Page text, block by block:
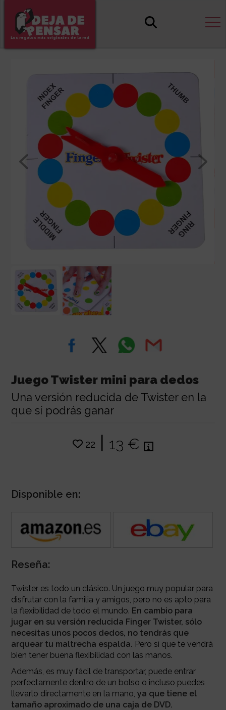
Los regalos más originales de la red
Juego Twister mini para dedos
Una versión reducida de Twister en la
que sí podrás ganar
22 | 13 €
Disponible en:
Reseña:
Twister es todo un clásico. Un juego muy popular para
disfrutar con la familia y amigos, pero no es apto para
la flexibilidad de todo el mundo. En cambio para
jugar en su versión reducida Finger Twister, sólo
necesitas unos pocos dedos, no tendrás que
arquear tu maltrecha espalda. Pero sí que te vendrá
bien tener buena flexibilidad con las manos.
Además, es muy fácil de transportar, puede entrar
perfectamente dentro de un bolso o incluso puedes
llevarlo directamente en la mano, ya que tiene el
tamaño aproximado de una caja de DVD.